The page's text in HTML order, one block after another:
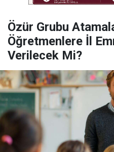
Özür Grubu
Öğretmenlere İl
Verilecek Mi?